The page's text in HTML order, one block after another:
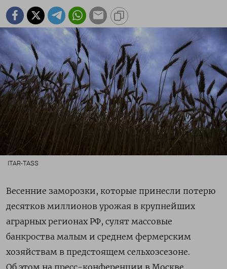
ITAR-TASS
Весенние заморозки, которые принесли потерю
десятков миллионов урожая в крупнейших
аграрных регионах РФ, сулят массовые
банкроства малым и среднем фермерским
хозяйствам в предстоящем сельхозсезоне.
Об этом на пресс-конференции в Москве